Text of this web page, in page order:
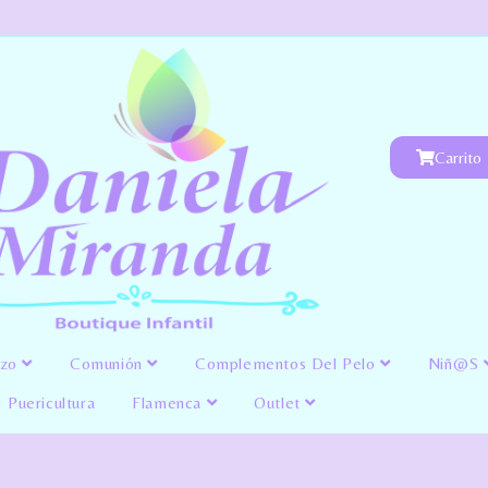
Carrito
Comunión Complementos Del Pelo Niñ@s
Puericultura Flamenca Outlet